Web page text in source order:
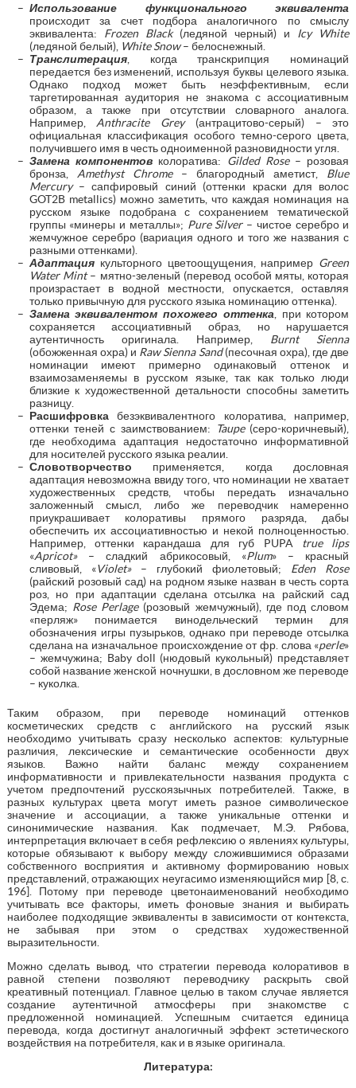
Использование функционального эквивалента
происходит за счет подбора аналогичного по смыслу
эквивалента: Frozen Black(ледяной черный) и Icy White
(ледяной белый), White Snow– белоснежный.
Транслитерация, когда транскрипция номинаций
передается без изменений, используя буквы целевого языка.
Однако подход может быть неэффективным, если
таргетированная аудитория не знакома с ассоциативным
образом, а также при отсутствии словарного аналога.
Например, Anthracite Grey(антрацитово-серый) – это
официальная классификация особого темно-серого цвета,
получившего имя в честь одноименной разновидности угля.
Замена компонентов колоратива: Gilded Rose– розовая
бронза, Amethyst Chrome– благородный аметист, Blue
Mercury– сапфировый синий (оттенки краски для волос
GOT2B metallics) можно заметить, что каждая номинация на
русском языке подобрана с сохранением тематической
группы «минеры и металлы»; Pure Silver– чистое серебро и
жемчужное серебро (вариация одного и того же названия с
разными оттенками).
Адаптациякульторного цветоощущения, например Green
Water Mint– мятно-зеленый (перевод особой мяты, которая
произрастает в водной местности, опускается, оставляя
только привычную для русского языка номинацию оттенка).
Замена эквивалентом похожего оттенка , при котором
сохраняется ассоциативный образ, но нарушается
аутентичность оригинала. Например, Burnt Sienna
(обожженная охра) и Raw Sienna Sand(песочная охра), где две
номинации имеют примерно одинаковый оттенок и
взаимозаменяемы в русском языке, так как только люди
близкие к художественной детальности способны заметить
разницу.
Расшифровкабезэквивалентного колоратива, например,
оттенки теней с заимствованием:
Taupe(серо-коричневый),
где необходима адаптация недостаточно информативной
для носителей русского языка реалии.
Словотворчество применяется, когда дословная
адаптация невозможна ввиду того, что номинации не хватает
художественных средств, чтобы передать изначально
заложенный смысл, либо же переводчик намеренно
приукрашивает колоративы прямого разряда, дабы
обеспечить их ассоциативностью и некой полноценностью.
Например, оттенки карандаша для губ PUPA true lips
«Apricot»– сладкий абрикосовый, «Plum» – красный
сливовый, «Violet»– глубокий фиолетовый; Eden Rose
(райский розовый сад) на родном языке назван в честь сорта
роз, но при адаптации сделана отсылка на райский сад
Эдема; Rose Perlage(розовый жемчужный), где под словом
«перляж» понимается винодельческий термин для
обозначения игры пузырьков, однако при переводе отсылка
сделана на изначальное происхождение от фр. слова «perle»
– жемчужина; Baby doll (нюдовый кукольный) представляет
собой название женской ночнушки, в дословном же переводе
– куколка.
Таким образом, при переводе номинаций оттенков
косметических средств с английского на русский язык
необходимо учитывать сразу несколько аспектов: культурные
различия, лексические и семантические особенности двух
языков. Важно найти баланс между сохранением
информативности и привлекательности названия продукта с
учетом предпочтений русскоязычных потребителей. Также, в
разных культурах цвета могут иметь разное символическое
значение и ассоциации, а также уникальные оттенки и
синонимические названия. Как подмечает, М.Э. Рябова,
интерпретация включает в себя рефлексию о явлениях культуры,
которые обязывают к выбору между сложившимися образами
собственного восприятия и активному формированию новых
представлений, отражающих неугасимо изменяющийся мир [8, с.
196]. Потому при переводе цветонаименований необходимо
учитывать все факторы, иметь фоновые знания и выбирать
наиболее подходящие эквиваленты в зависимости от контекста,
не забывая при этом о средствах художественной
выразительности.
Можно сделать вывод, что стратегии перевода колоративов в
равной степени позволяют переводчику раскрыть свой
креативный потенциал. Главное целью в таком случае является
создание аутентичной атмосферы при знакомстве с
предложенной номинацией. Успешным считается единица
перевода, когда достигнут аналогичный эффект эстетического
воздействия на потребителя, как и в языке оригинала.
Литература: